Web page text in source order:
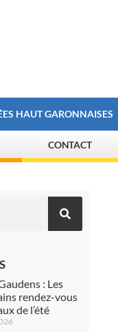
HAUT GARONNAISES
CONTACT
: Les
rendez-vous
de l’été